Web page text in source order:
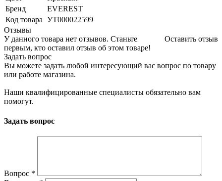
Бренд
EVEREST
Код товара УТ000022599
Отзывы
Оставить отзыв
У данного товара нет отзывов. Станьте
первым, кто оставил отзыв об этом товаре!
Задать вопрос
Вы можете задать любой интересующий вас вопрос по товару
или работе магазина.
Наши квалифицированные специалисты обязательно вам
помогут.
Задать вопрос
Вопрос *